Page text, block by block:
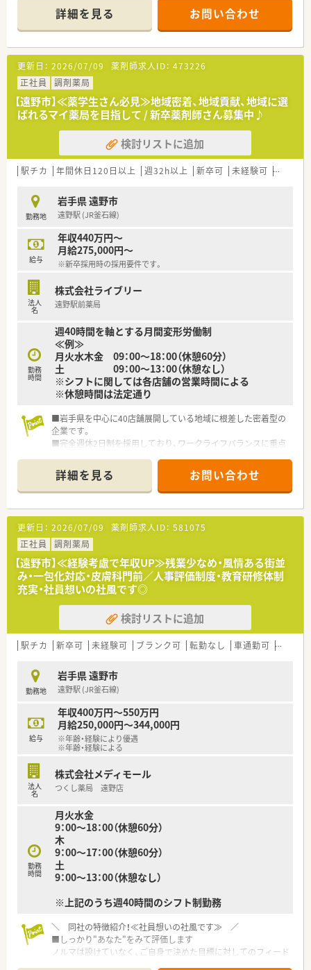
■残業も少ないことや、1時間単位の時間有給制度や子育て支援
制度もあるため、子育て世帯の薬剤師さんも安心して働くことが
出来る環境です。
■新人・若手向けの研修は勿論、管理職のステップアップのため
の研修やe-Learningの受講割引制度など、教育制度も充実して
います。
詳細を見る お問い合わせ
更新日： 2026/07/09 薬剤師求人ID： 473226
正社員
調剤薬局
【遠野市】≪薬学生さん必見≫地域密着、地域貢献、地域に選
ばれるマイ薬局を目指して / 新卒薬剤師さん募集中♪
検討リストに追加
駅チカ 年間休日120日以上 週32h以上 新卒可 未経験可 ブラン
勤務地
岩手県 遠野市
遠野駅 (JR釜石線)
給与
年収440万円～
月給275,000円～
※新卒採用時の採用要件です。
法人
名
株式会社ライブリー
遠野駅前薬局
勤務
時間
週40時間を軸とする月間変形労働制
≪例≫
月火水木金 09：00～18：00（休憩60分）
土 09：00～13：00（休憩なし）
※シフトに関しては各店舗の営業時間による
※休憩時間は法定通り
■岩手県を中心に40店舗展開している地域に根差した密着型の
企業です。
■完全週休2日制を採用しており、ワークライフバランスに重点
■新卒採用も積極的に行っており、若手も活躍できる環境は整っ
ております。
■教育制度は集合研修やEラーニングを活用しております。
詳細を見る お問い合わせ
更新日： 2026/07/09 薬剤師求人ID： 581075
正社員
調剤薬局
【遠野市】≪経験考慮で年収UP≫残業少なめ・風情ある街並
み・一包化対応・皮膚科門前／人事評価制度・教育研修体制
充実・社員想いの社風です◎
検討リストに追加
駅チカ 新卒可 未経験可 ブランク可 転勤なし 車通勤可 寮・借
勤務地
岩手県 遠野市
遠野駅 (JR釜石線)
給与
年収400万円～550万円
月給250,000円～344,000円
※年齢・経験により優遇
※年齢・経験による
法人
名
株式会社メディモール
つくし薬局 遠野店
勤務
時間
月火水金
9：00～18：00（休憩60分）
木
9：00～17：00（休憩60分）
土
9：00～13：00（休憩なし）
※上記のうち週40時間のシフト制勤務
＼ 同社の特徴紹介！≪社員想いの社風です≫ ／
■しっかり"あなた"をみて評価します
ノルマは設けていなく、ご自身で決めた目標に対してのフィード